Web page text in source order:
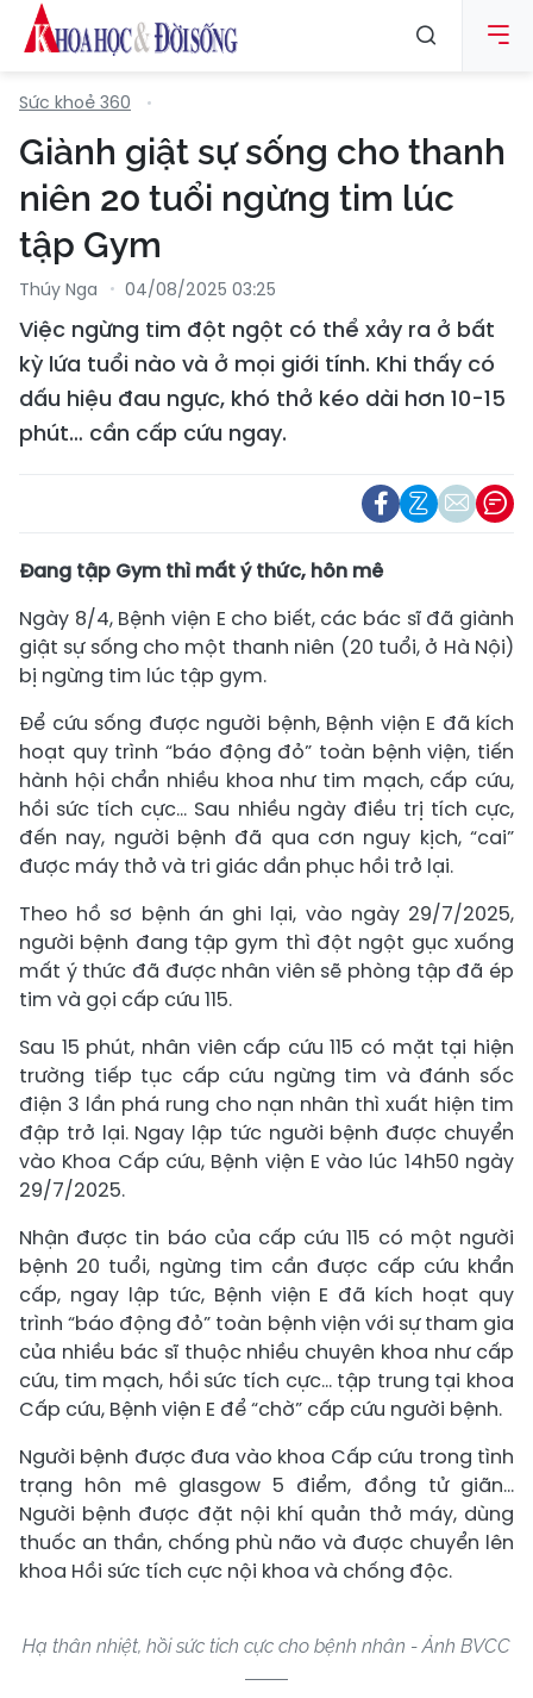
Sức khoẻ 360
Giành giật sự sống cho thanh
niên 20 tuổi ngừng tim lúc
tập Gym
Thúy Nga 04/08/2025 03:25
Việc ngừng tim đột ngột có thể xảy ra ở bất
kỳ lứa tuổi nào và ở mọi giới tính. Khi thấy có
dấu hiệu đau ngực, khó thở kéo dài hơn 10-15
phút… cần cấp cứu ngay.
Đang tập Gym thì mất ý thức, hôn mê
Ngày 8/4, Bệnh viện E cho biết, các bác sĩ đã giành
giật sự sống cho một thanh niên (20 tuổi, ở Hà Nội)
bị ngừng tim lúc tập gym.
Để cứu sống được người bệnh, Bệnh viện E đã kích
hoạt quy trình “báo động đỏ” toàn bệnh viện, tiến
hành hội chẩn nhiều khoa như tim mạch, cấp cứu,
hồi sức tích cực… Sau nhiều ngày điều trị tích cực,
đến nay, người bệnh đã qua cơn nguy kịch, “cai”
được máy thở và tri giác dần phục hồi trở lại.
Theo hồ sơ bệnh án ghi lại, vào ngày 29/7/2025,
người bệnh đang tập gym thì đột ngột gục xuống
mất ý thức đã được nhân viên sẽ phòng tập đã ép
tim và gọi cấp cứu 115.
Sau 15 phút, nhân viên cấp cứu 115 có mặt tại hiện
trường tiếp tục cấp cứu ngừng tim và đánh sốc
điện 3 lần phá rung cho nạn nhân thì xuất hiện tim
đập trở lại. Ngay lập tức người bệnh được chuyển
vào Khoa Cấp cứu, Bệnh viện E vào lúc 14h50 ngày
29/7/2025.
Nhận được tin báo của cấp cứu 115 có một người
bệnh 20 tuổi, ngừng tim cần được cấp cứu khẩn
cấp, ngay lập tức, Bệnh viện E đã kích hoạt quy
trình “báo động đỏ” toàn bệnh viện với sự tham gia
của nhiều bác sĩ thuộc nhiều chuyên khoa như cấp
cứu, tim mạch, hồi sức tích cực… tập trung tại khoa
Cấp cứu, Bệnh viện E để “chờ” cấp cứu người bệnh.
Người bệnh được đưa vào khoa Cấp cứu trong tình
trạng hôn mê glasgow 5 điểm, đồng tử giãn…
Người bệnh được đặt nội khí quản thở máy, dùng
thuốc an thần, chống phù não và được chuyển lên
khoa Hồi sức tích cực nội khoa và chống độc.
Hạ thân nhiệt, hồi sức tich cực cho bệnh nhân - Ảnh BVCC